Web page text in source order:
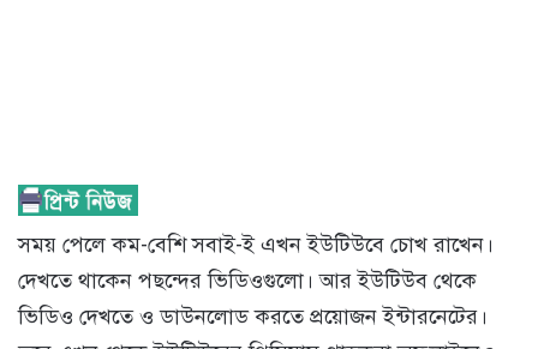
সময় পেলে কম-বেশি সবাই-ই এখন ইউটিউবে চোখ রাখেন।
দেখতে থাকেন পছন্দের ভিডিওগুলো। আর ইউটিউব থেকে
ভিডিও দেখতে ও ডাউনলোড করতে প্রয়োজন ইন্টারনেটের।